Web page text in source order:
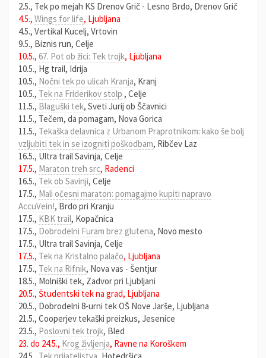
2.5., Tek po mejah KS Drenov Grič - Lesno Brdo, Drenov Grič
4.5., Wings for life, Ljubljana
4.5., Vertikal Kucelj, Vrtovin
9.5., Biznis run, Celje
10.5., 67. Pot ob žici: Tek trojk, Ljubljana
10.5., Hg trail, Idrija
10.5., Nočni tek po ulicah Kranja, Kranj
10.5., Tek na Friderikov stolp , Celje
11.5., Blaguški tek, Sveti Jurij ob Ščavnici
11.5., Tečem, da pomagam, Nova Gorica
11.5., Tekaška delavnica z Urbanom Praprotnikom: kako še bolj
vzljubiti tek in se izogniti poškodbam, Ribčev Laz
16.5., Ultra trail Savinja, Celje
17.5., Maraton treh src, Radenci
16.5., Tek ob Savinji, Celje
17.5., Mali očesni maraton: pomagajmo kupiti napravo
AccuVein!, Brdo pri Kranju
17.5., KBK trail, Kopačnica
17.5., Dobrodelni Furam brez glutena, Novo mesto
17.5., Ultra trail Savinja, Celje
17.5., Tek na Kristalno palačo, Ljubljana
17.5., Tek na Rifnik, Nova vas - Šentjur
18.5., Molniški tek, Zadvor pri Ljubljani
20.5., Študentski tek na grad, Ljubljana
20.5., Dobrodelni 8-urni tek OŠ Nove Jarše, Ljubljana
21.5., Cooperjev tekaški preizkus, Jesenice
23.5., Poslovni tek trojk, Bled
23. do 24.5., Krog življenja, Ravne na Koroškem